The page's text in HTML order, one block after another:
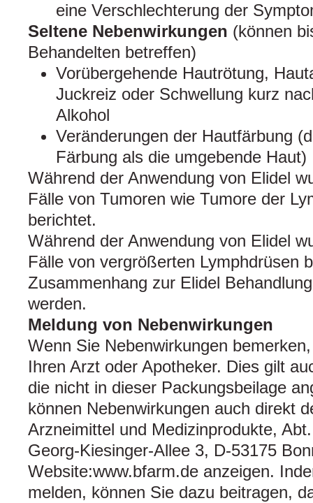
eine Verschlechterung der
Seltene Nebenwirkungen (können
Behandelten betreffen)
Vorübergehende Hautrötung,
Juckreiz oder Schwellung kurz
Alkohol
Veränderungen der Hautfärbung
Färbung als die umgebende Haut)
Während der Anwendung von Elidel
Fälle von Tumoren wie Tumore der
berichtet.
Während der Anwendung von Elidel
Fälle von vergrößerten Lymphdrüsen
Zusammenhang zur Elidel
werden.
Meldung von Nebenwirkungen
Wenn Sie Nebenwirkungen
Ihren Arzt oder Apotheker. Dies gilt
die nicht in dieser Packungsbeilage
können Nebenwirkungen auch direkt
Arzneimittel und Medizinprodukte,
Georg-Kiesinger-Allee 3, D-53175
Website:www.bfarm.de anzeigen.
melden, können Sie dazu beitragen,